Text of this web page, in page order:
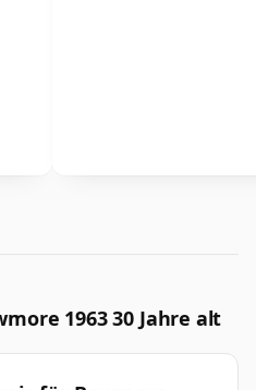
1963 30 Jahre alt